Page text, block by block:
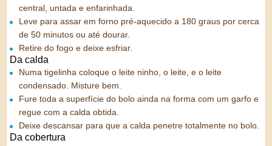
central, untada e enfarinhada.
Leve para assar em forno pré-aquecido a 180 graus por cerca
de 50 minutos ou até dourar.
Retire do fogo e deixe esfriar.
Da calda
Numa tigelinha coloque o leite ninho, o leite, e o leite
condensado. Misture bem.
Fure toda a superfície do bolo ainda na forma com um garfo e
regue com a calda obtida.
Deixe descansar para que a calda penetre totalmente no bolo.
Da cobertura